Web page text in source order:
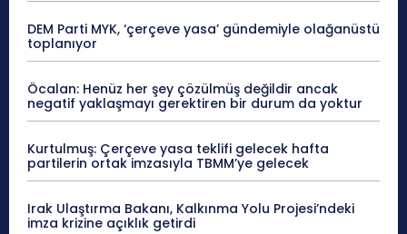
DEM Parti MYK, ‘çerçeve yasa’ gündemiyle olağanüstü
toplanıyor
Öcalan: Henüz her şey çözülmüş değildir ancak
negatif yaklaşmayı gerektiren bir durum da yoktur
Kurtulmuş: Çerçeve yasa teklifi gelecek hafta
partilerin ortak imzasıyla TBMM’ye gelecek
Irak Ulaştırma Bakanı, Kalkınma Yolu Projesi’ndeki
imza krizine açıklık getirdi